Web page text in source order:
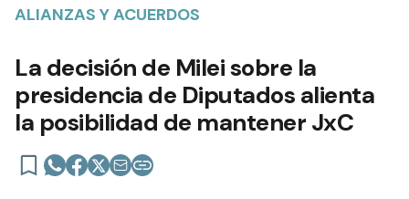
ALIANZAS Y ACUERDOS
La decisión de Milei sobre la
presidencia de Diputados alienta
la posibilidad de mantener JxC